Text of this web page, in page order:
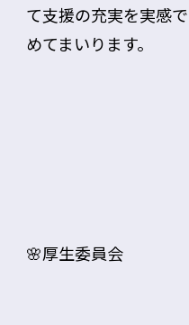
て支援の充実を実感
めてまいります。
🌸厚生委員会